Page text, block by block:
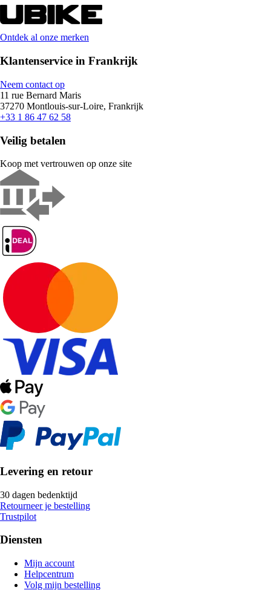
Ontdek al onze merken
Klantenservice in Frankrijk
Neem contact op
11 rue Bernard Maris
37270 Montlouis-sur-Loire, Frankrijk
+33 1 86 47 62 58
Veilig betalen
Koop met vertrouwen op onze site
Levering en retour
30 dagen bedenktijd
Retourneer je bestelling
Trustpilot
Diensten
Mijn account
Helpcentrum
Volg mijn bestelling